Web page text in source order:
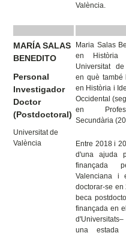
València.
MARÍA SALAS
BENEDITO
Personal
Investigador
Doctor
(Postdoctoral)
Universitat de
València
Maria Salas
en
Universitat
en què també
en Història i
Occidental
en
Secundària
Entre 2018 i
d'una ajuda
finançada
Valenciana i
doctorar-se en
beca
finançada en
una estada